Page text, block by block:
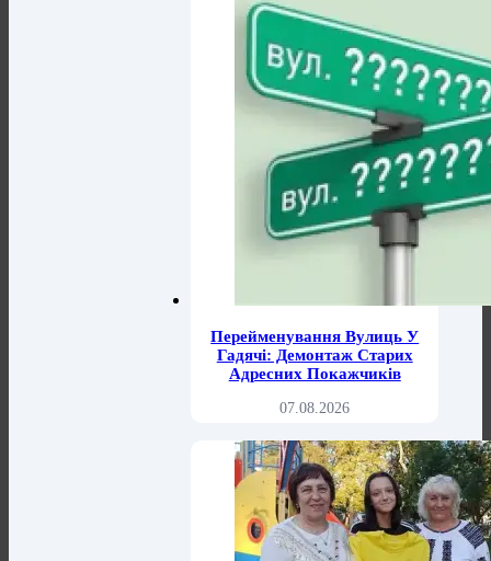
Перейменування Вулиць У
Гадячі: Демонтаж Старих
Адресних Покажчиків
07.08.2026